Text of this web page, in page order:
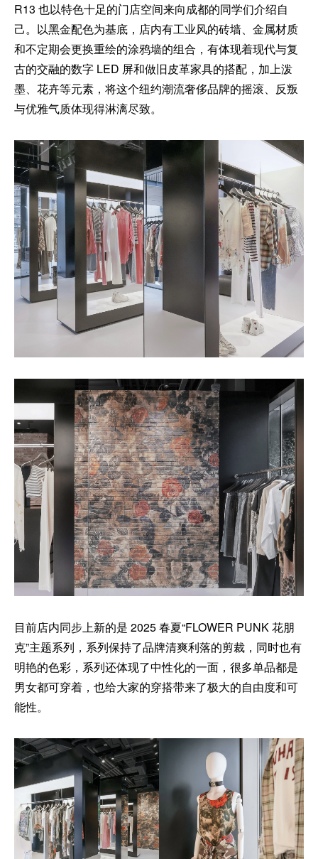
R13 也以特色十足的门店空间来向成都的同学们介绍自
己。以黑金配色为基底，店内有工业风的砖墙、金属材质
和不定期会更换重绘的涂鸦墙的组合，有体现着现代与复
古的交融的数字 LED 屏和做旧皮革家具的搭配，加上泼
墨、花卉等元素，将这个纽约潮流奢侈品牌的摇滚、反叛
与优雅气质体现得淋漓尽致。
目前店内同步上新的是 2025 春夏“FLOWER PUNK 花朋
克”主题系列，系列保持了品牌清爽利落的剪裁，同时也有
明艳的色彩，系列还体现了中性化的一面，很多单品都是
男女都可穿着，也给大家的穿搭带来了极大的自由度和可
能性。